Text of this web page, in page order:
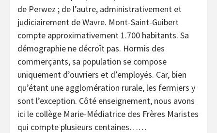
de Perwez ; de l’autre, administrativement et
judiciairement de Wavre. Mont-Saint-Guibert
compte approximativement 1.700 habitants. Sa
démographie ne décroît pas. Hormis des
commerçants, sa population se compose
uniquement d’ouvriers et d’employés. Car, bien
qu’étant une agglomération rurale, les fermiers y
sont l’exception. Côté enseignement, nous avons
ici le collège Marie-Médiatrice des Frères Maristes
qui compte plusieurs centaines……